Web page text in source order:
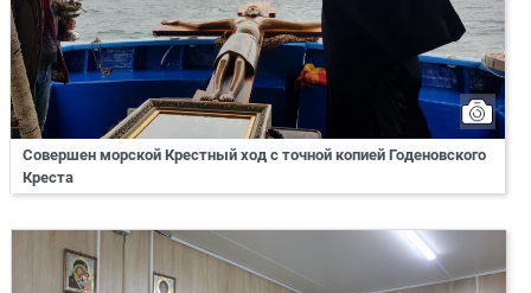
Совершен морской Крестный ход с точной копией Годеновского
Креста